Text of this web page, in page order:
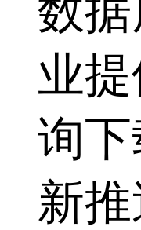
数
业
询
新推